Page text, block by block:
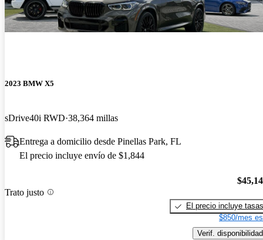
2023 BMW X5
sDrive40i RWD 38,364 millas
Entrega a domicilio desde Pinellas Park, FL
El precio incluye envío de $1,844
Trato justo
El precio incluye tasas
$850/mes
Verif. disponibilidad